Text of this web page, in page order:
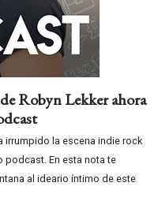
Robyn Lekker ahora
irrumpido la escena indie rock
podcast. En esta nota te
al ideario íntimo de este